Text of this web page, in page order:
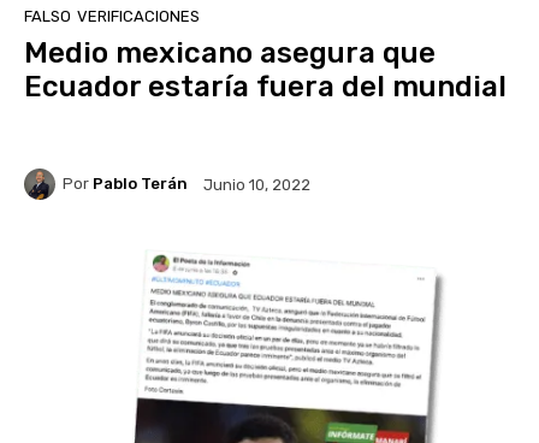
FALSO VERIFICACIONES
Medio mexicano asegura que
Ecuador estaría fuera del mundial
Por Pablo Terán Junio 10, 2022